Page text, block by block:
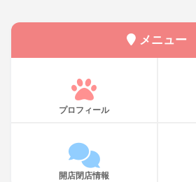
メニュー
プロフィール
開店閉店情報